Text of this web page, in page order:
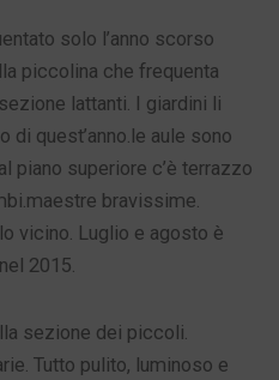
solo l’anno scorso
piccolina che frequenta
lattanti. I giardini li
di quest’anno.le aule sono
piano superiore c’è terrazzo
bravissime.
vicino. Luglio e agosto è
2015.
sezione dei piccoli.
Tutto pulito, luminoso e